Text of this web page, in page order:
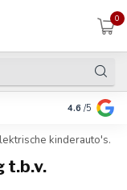
0
Betalen in
4.6 /5
kinderauto's.
t.b.v.